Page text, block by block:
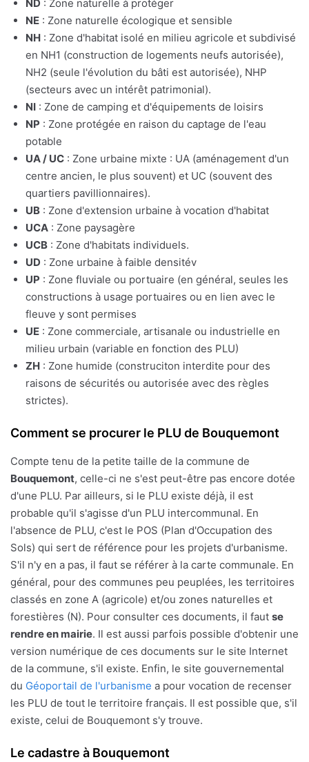
ND : Zone naturelle à protéger
NE : Zone naturelle écologique et sensible
NH : Zone d'habitat isolé en milieu agricole et subdivisé
en NH1 (construction de logements neufs autorisée),
NH2 (seule l'évolution du bâti est autorisée), NHP
(secteurs avec un intérêt patrimonial).
NI : Zone de camping et d'équipements de loisirs
NP : Zone protégée en raison du captage de l'eau
potable
UA / UC : Zone urbaine mixte : UA (aménagement d'un
centre ancien, le plus souvent) et UC (souvent des
quartiers pavillionnaires).
UB : Zone d'extension urbaine à vocation d'habitat
UCA : Zone paysagère
UCB : Zone d'habitats individuels.
UD : Zone urbaine à faible densitév
UP : Zone fluviale ou portuaire (en général, seules les
constructions à usage portuaires ou en lien avec le
fleuve y sont permises
UE : Zone commerciale, artisanale ou industrielle en
milieu urbain (variable en fonction des PLU)
ZH : Zone humide (construciton interdite pour des
raisons de sécurités ou autorisée avec des règles
strictes).
Comment se procurer le PLU de Bouquemont
Compte tenu de la petite taille de la commune de
Bouquemont, celle-ci ne s'est peut-être pas encore dotée
d'une PLU. Par ailleurs, si le PLU existe déjà, il est
probable qu'il s'agisse d'un PLU intercommunal. En
l'absence de PLU, c'est le POS (Plan d'Occupation des
Sols) qui sert de référence pour les projets d'urbanisme.
S'il n'y en a pas, il faut se référer à la carte communale. En
général, pour des communes peu peuplées, les territoires
classés en zone A (agricole) et/ou zones naturelles et
forestières (N). Pour consulter ces documents, il faut se
rendre en mairie. Il est aussi parfois possible d'obtenir une
version numérique de ces documents sur le site Internet
de la commune, s'il existe. Enfin, le site gouvernemental
du Géoportail de l'urbanisme a pour vocation de recenser
les PLU de tout le territoire français. Il est possible que, s'il
existe, celui de Bouquemont s'y trouve.
Le cadastre à Bouquemont